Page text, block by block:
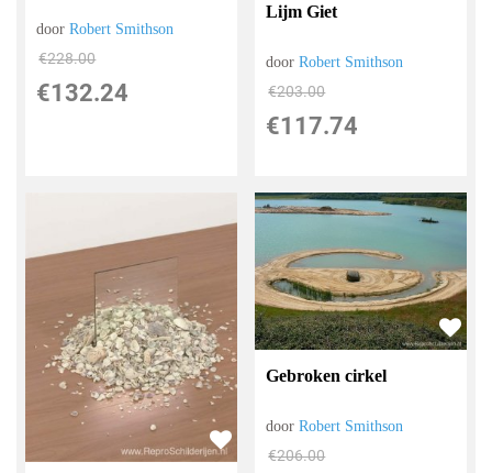
doorRobert Smithson
€228.00
€132.24
Lijm Giet
doorRobert Smithson
€203.00
€117.74
Gebroken cirkel
doorRobert Smithson
€206.00